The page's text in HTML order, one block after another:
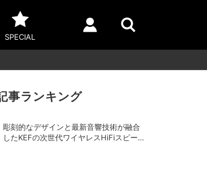
SPECIAL
事ランキング
彫刻的なデザインと最新音響技術が融合
したKEFの次世代ワイヤレスHiFiスピーカ